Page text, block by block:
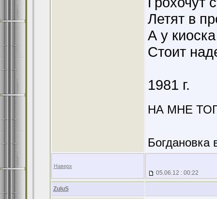
Летят в
А у
Стоит
1981 г.
НА МНЕ
Наверх
05.06.12 : 00:22
ZuluS